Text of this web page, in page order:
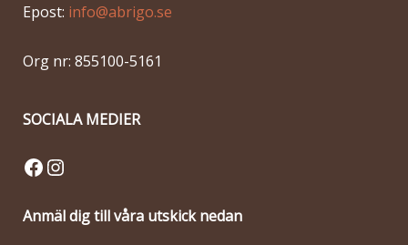
Epost: info@abrigo.se
Org nr: 855100-5161
SOCIALA MEDIER
Facebook
Instagram
Anmäl dig till våra utskick nedan